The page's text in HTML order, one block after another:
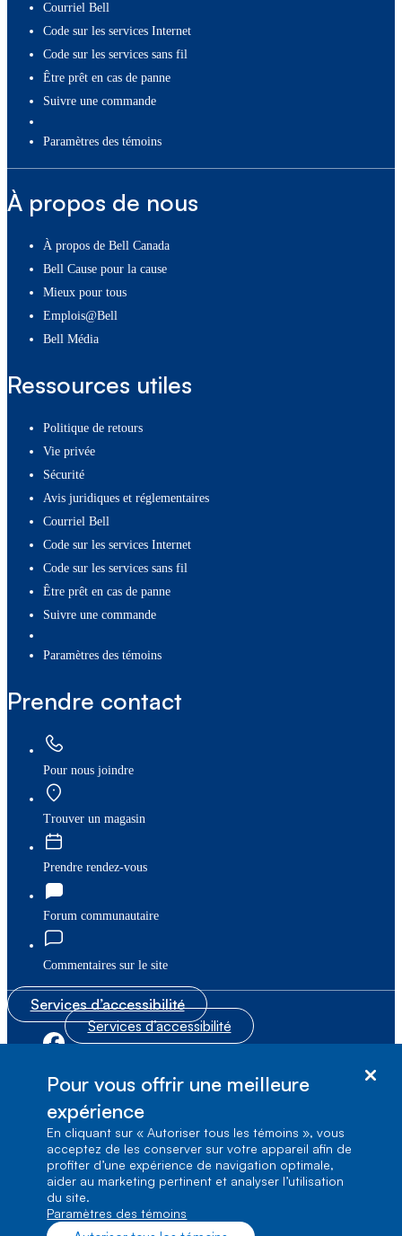
Courriel Bell
Code sur les services Internet
Code sur les services sans fil
Être prêt en cas de panne
Suivre une commande
paramètres des témoins
À propos de nous
À propos de Bell Canada
Bell Cause pour la cause
Mieux pour tous
Emplois@Bell
Bell Média
Ressources utiles
Politique de retours
Vie privée
Sécurité
Avis juridiques et réglementaires
Courriel Bell
Code sur les services Internet
Code sur les services sans fil
Être prêt en cas de panne
Suivre une commande
paramètres des témoins
Prendre contact
Pour nous joindre
Trouver un magasin
Prendre rendez-vous
Forum communautaire
Commentaires sur le site
Services d’accessibilité
Services d’accessibilité
1, carrefour Alexander-Graham-Bell, Aile A-7,
Verdun, Québec, H3E 3B3
Pour vous offrir une meilleure
expérience
En cliquant sur « Autoriser tous les témoins », vous
acceptez de les conserver sur votre appareil afin de
profiter d’une expérience de navigation optimale,
aider au marketing pertinent et analyser l’utilisation
du site.
Paramètres des témoins